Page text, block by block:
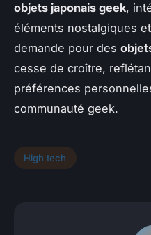
objets japonais geek,
éléments nostalgiques
demande pour des
cesse de croître,
préférences
communauté geek.
High tech